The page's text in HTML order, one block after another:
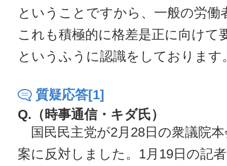
ということですから、一般の労働
これも積極的に格差是正に向けて
というふうに認識をしております
質疑応答[1]
Q.（時事通信・キダ氏）
国民民主党が2月28日の衆議院
案に反対しました。1月19日の記